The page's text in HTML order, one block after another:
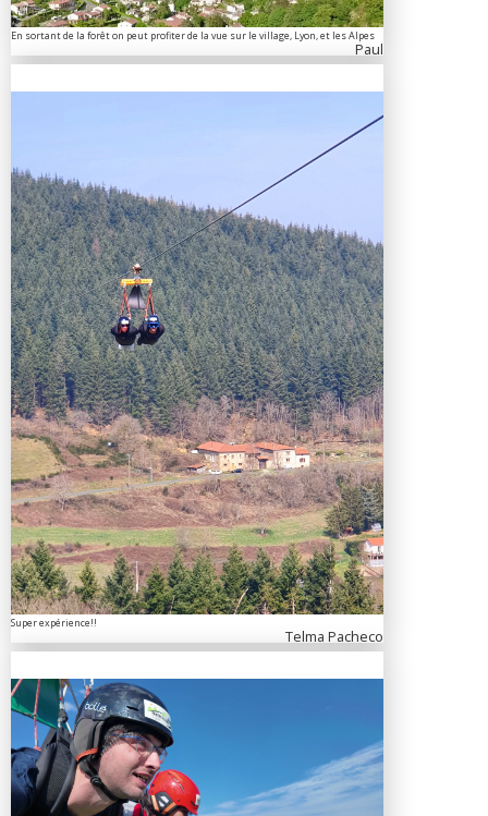
En sortant de la forêt on peut profiter de la vue sur le village, Lyon, et les Alpes
Paul
Super expérience!!
Telma Pacheco